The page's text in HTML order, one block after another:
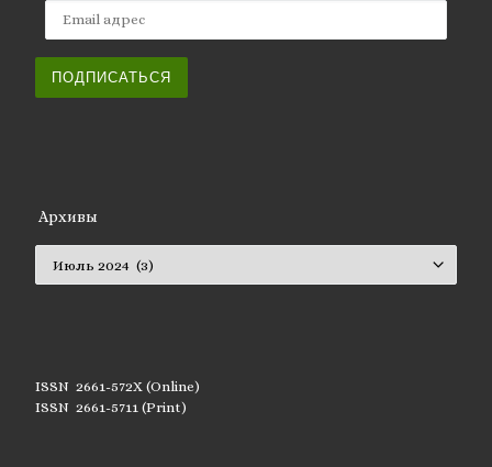
ПОДПИСАТЬСЯ
Архивы
ISSN 2661-572X (Online)
ISSN 2661-5711 (Print)